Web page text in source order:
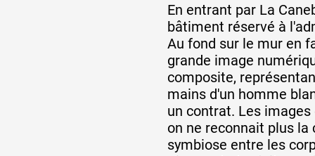
En entrant par La
bâtiment réservé à
Au fond sur le mur en
grande image
composite,
mains d'un homme
un contrat. Les
on ne reconnait plus la
symbiose entre les